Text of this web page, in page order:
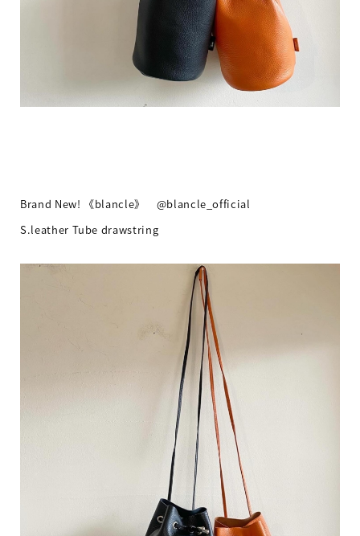
Brand New! 《blancle》 @blancle_official
S.leather Tube drawstring